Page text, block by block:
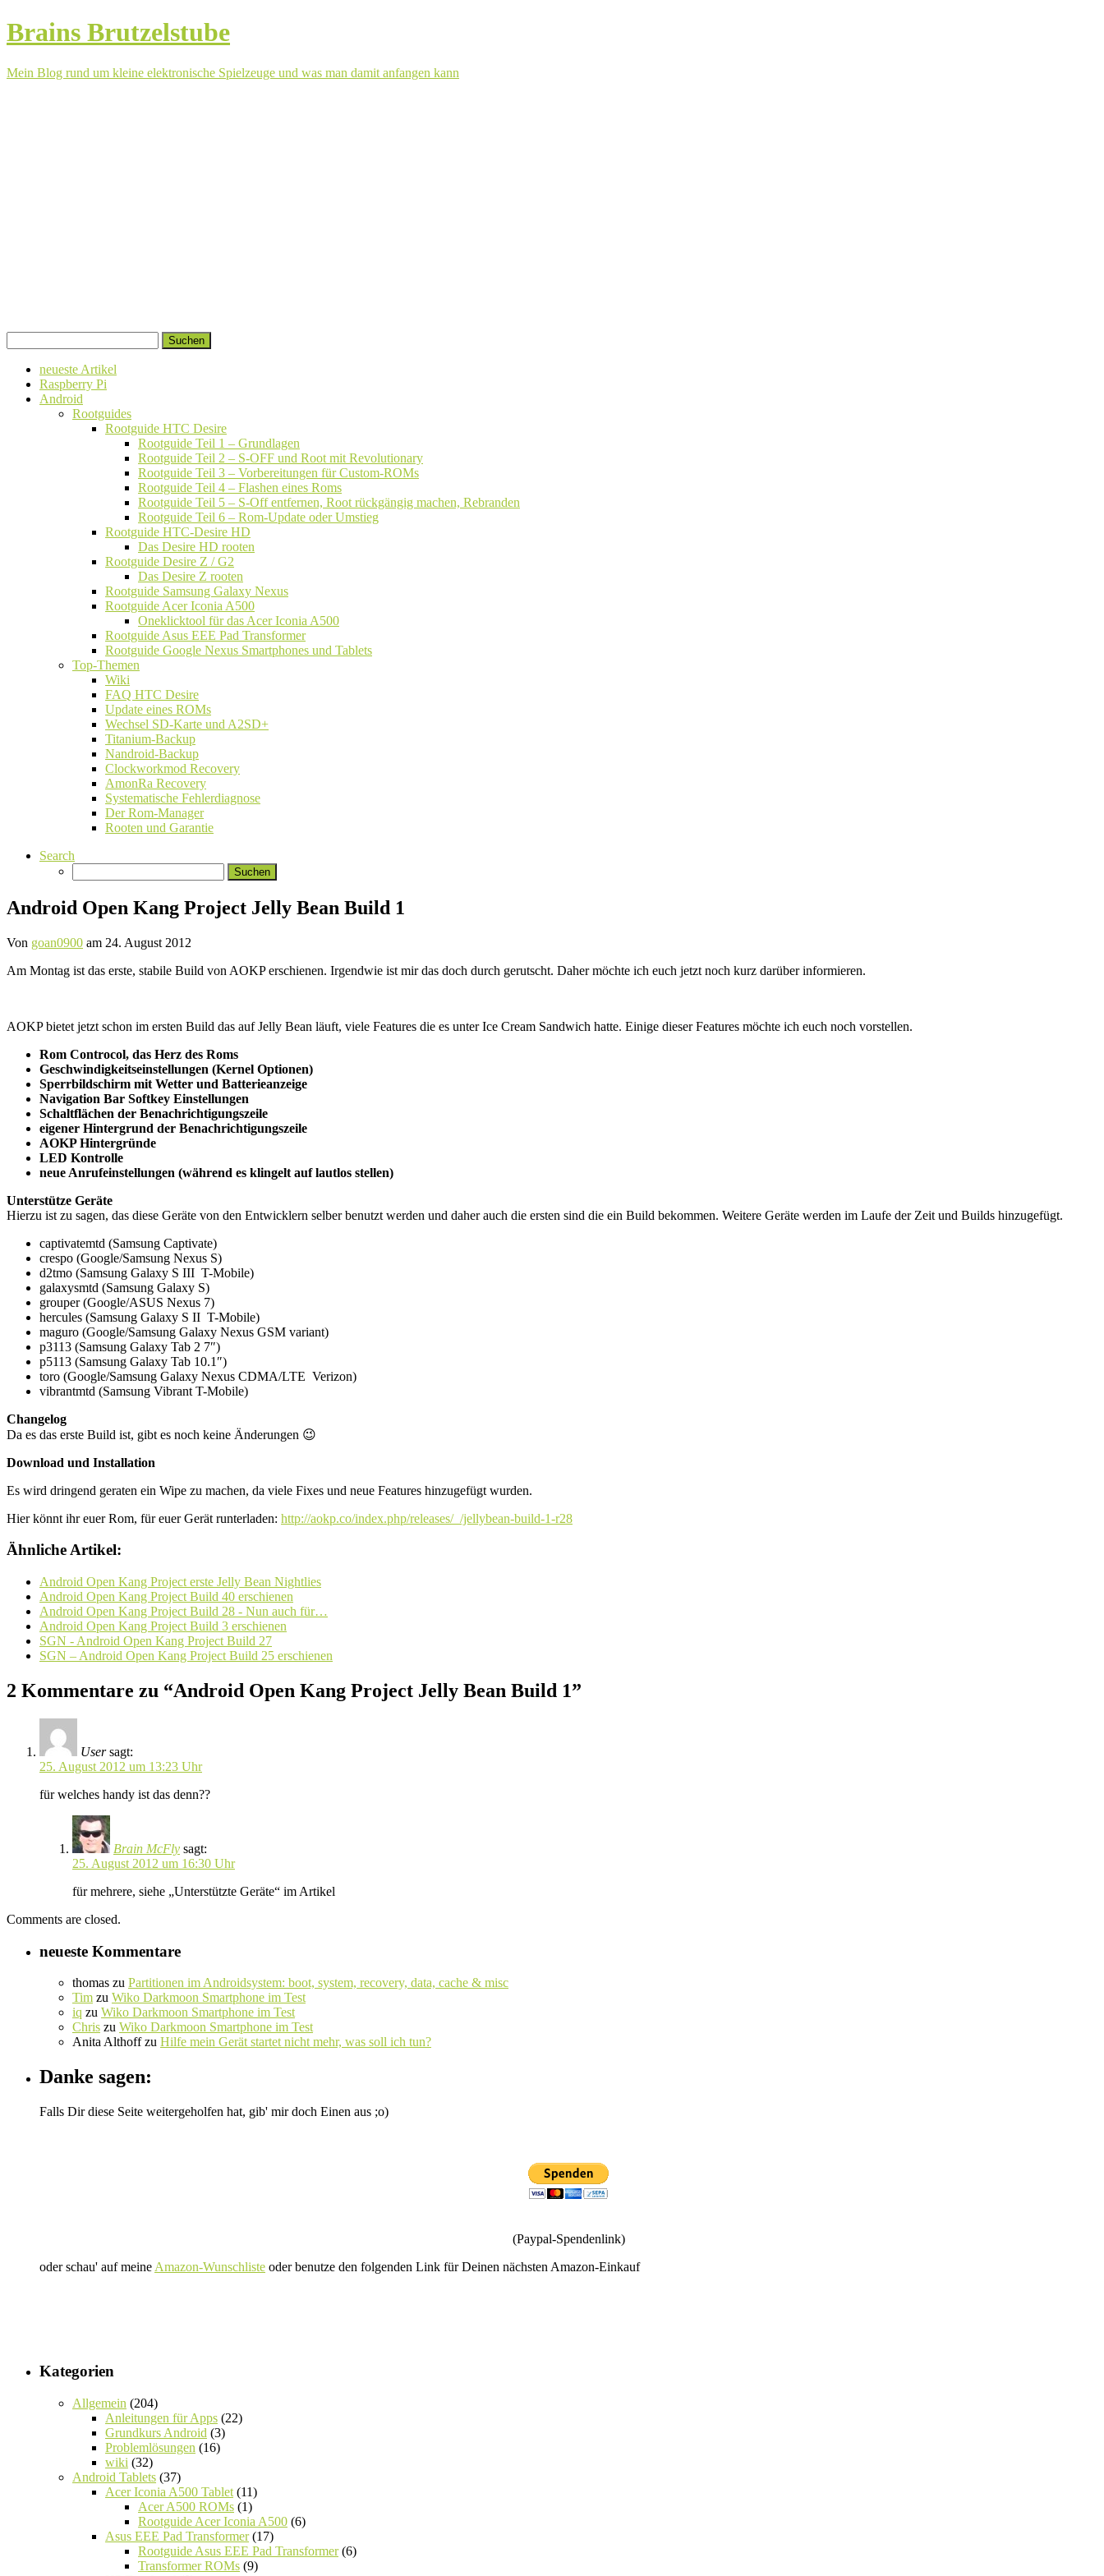
Brains Brutzelstube
Mein Blog rund um kleine elektronische Spielzeuge und was man damit anfangen kann
zum
Inhalt
nach:
neueste Artikel
Raspberry Pi
Android
Rootguides
Rootguide HTC Desire
Rootguide Teil 1 – Grundlagen
Rootguide Teil 2 – S-OFF und Root mit Revolutionary
Rootguide Teil 3 – Vorbereitungen für Custom-ROMs
Rootguide Teil 4 – Flashen eines Roms
Rootguide Teil 5 – S-Off entfernen, Root rückgängig machen, Rebranden
Rootguide Teil 6 – Rom-Update oder Umstieg
Rootguide HTC-Desire HD
Das Desire HD rooten
Rootguide Desire Z / G2
Das Desire Z rooten
Rootguide Samsung Galaxy Nexus
Rootguide Acer Iconia A500
Oneklicktool für das Acer Iconia A500
Rootguide Asus EEE Pad Transformer
Rootguide Google Nexus Smartphones und Tablets
Top-Themen
Wiki
FAQ HTC Desire
Update eines ROMs
Wechsel SD-Karte und A2SD+
Titanium-Backup
Nandroid-Backup
Clockworkmod Recovery
AmonRa Recovery
Systematische Fehlerdiagnose
Der Rom-Manager
Rooten und Garantie
Search
nach:
Android Open Kang Project Jelly Bean Build 1
Von goan0900 am 24. August 2012
Am Montag ist das erste, stabile Build von AOKP erschienen. Irgendwie ist mir das doch durch gerutscht. Daher möchte ich euch jetzt noch kurz darüber informieren.
AOKP bietet jetzt schon im ersten Build das auf Jelly Bean läuft, viele Features die es unter Ice Cream Sandwich hatte. Einige dieser Features möchte ich euch noch vorstellen.
Rom Controcol, das Herz des Roms
Geschwindigkeitseinstellungen (Kernel Optionen)
Sperrbildschirm mit Wetter und Batterieanzeige
Navigation Bar Softkey Einstellungen
Schaltflächen der Benachrichtigungszeile
eigener Hintergrund der Benachrichtigungszeile
AOKP Hintergründe
LED Kontrolle
neue Anrufeinstellungen (während es klingelt auf lautlos stellen)
Unterstütze Geräte
Hierzu ist zu sagen, das diese Geräte von den Entwicklern selber benutzt werden und daher auch die ersten sind die ein Build bekommen. Weitere Geräte werden im Laufe der Zeit und Builds hinzugefügt.
captivatemtd (Samsung Captivate)
crespo (Google/Samsung Nexus S)
d2tmo (Samsung Galaxy S III T-Mobile)
galaxysmtd (Samsung Galaxy S)
grouper (Google/ASUS Nexus 7)
hercules (Samsung Galaxy S II T-Mobile)
maguro (Google/Samsung Galaxy Nexus GSM variant)
p3113 (Samsung Galaxy Tab 2 7″)
p5113 (Samsung Galaxy Tab 10.1″)
toro (Google/Samsung Galaxy Nexus CDMA/LTE Verizon)
vibrantmtd (Samsung Vibrant T-Mobile)
Changelog
Da es das erste Build ist, gibt es noch keine Änderungen 😉
Download und Installation
Es wird dringend geraten ein Wipe zu machen, da viele Fixes und neue Features hinzugefügt wurden.
Hier könnt ihr euer Rom, für euer Gerät runterladen: http://aokp.co/index.php/releases/_/jellybean-build-1-r28
Ähnliche Artikel:
Android Open Kang Project erste Jelly Bean Nightlies
Android Open Kang Project Build 40 erschienen
Android Open Kang Project Build 28 - Nun auch für…
Android Open Kang Project Build 3 erschienen
SGN - Android Open Kang Project Build 27
SGN – Android Open Kang Project Build 25 erschienen
2 Kommentare zu “Android Open Kang Project Jelly Bean Build 1”
User sagt:
25. August 2012 um 13:23 Uhr
für welches handy ist das denn??
Brain McFly sagt:
25. August 2012 um 16:30 Uhr
für mehrere, siehe „Unterstützte Geräte“ im Artikel
Comments are closed.
neueste Kommentare
thomas zu Partitionen im Androidsystem: boot, system, recovery, data, cache & misc
Tim zu Wiko Darkmoon Smartphone im Test
iq zu Wiko Darkmoon Smartphone im Test
Chris zu Wiko Darkmoon Smartphone im Test
Anita Althoffzu Hilfe mein Gerät startet nicht mehr, was soll ich tun?
Danke sagen:
Falls Dir diese Seite weitergeholfen hat, gib' mir doch Einen aus ;o)
(Paypal-Spendenlink)
oder schau' auf meine Amazon-Wunschliste oder benutze den folgenden Link für Deinen nächsten Amazon-Einkauf
Kategorien
Allgemein (204)
Anleitungen für Apps (22)
Grundkurs Android (3)
Problemlösungen (16)
wiki (32)
Android Tablets (37)
Acer Iconia A500 Tablet (11)
Acer A500 ROMs (1)
Rootguide Acer Iconia A500 (6)
Asus EEE Pad Transformer(17)
Rootguide Asus EEE Pad Transformer(6)
Transformer ROMs (9)